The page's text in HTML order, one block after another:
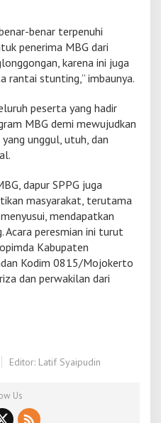
benar terpenuhi
penerima MBG dari
karena ini juga
rantai stunting,” imbaunya.
peserta yang hadir
MBG demi mewujudkan
unggul, utuh, dan
dapur SPPG juga
masyarakat, terutama
mendapatkan
Acara peresmian ini turut
Kabupaten
Kodim 0815/Mojokerto
dan perwakilan dari
Editor: Latif Syaipudin
Us